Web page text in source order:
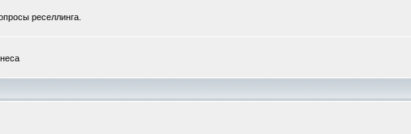
реселлинга.